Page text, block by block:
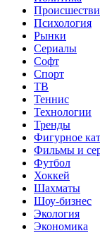
Психология
Рынки
Сериалы
Софт
Спорт
ТВ
Теннис
Технологии
Тренды
Фигурное
Фильмы и
Футбол
Хоккей
Шахматы
Шоу-бизнес
Экология
Экономика